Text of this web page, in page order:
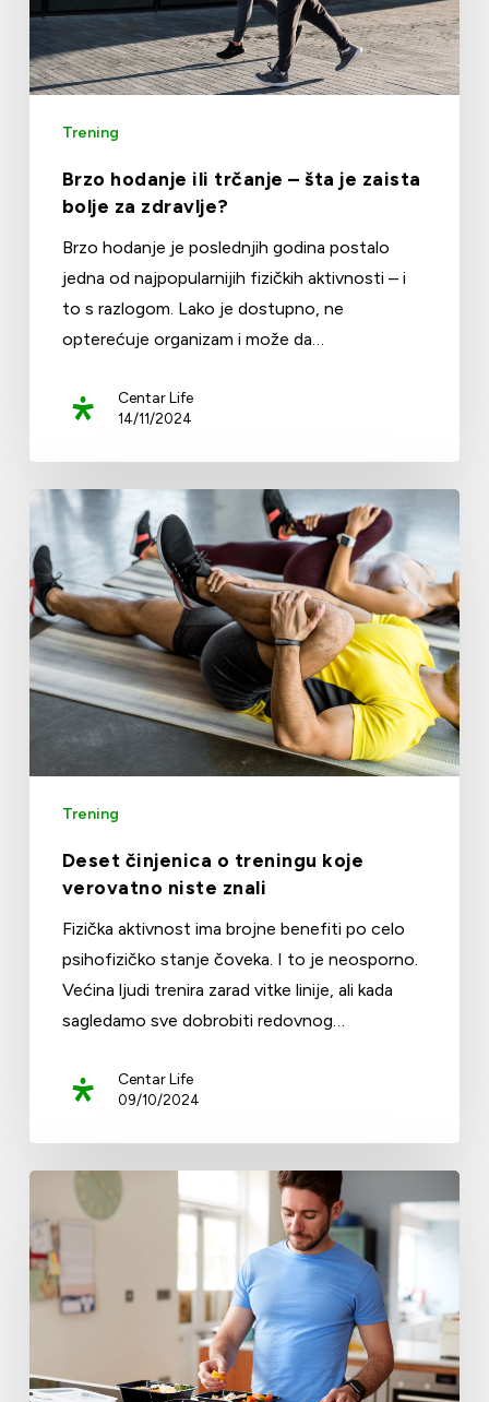
Trening
Brzo hodanje ili trčanje – šta je zaista
bolje za zdravlje?
Brzo hodanje je poslednjih godina postalo
jedna od najpopularnijih fizičkih aktivnosti – i
to s razlogom. Lako je dostupno, ne
opterećuje organizam i može da…
Centar Life
14/11/2024
Trening
Deset činjenica o treningu koje
verovatno niste znali
Fizička aktivnost ima brojne benefiti po celo
psihofizičko stanje čoveka. I to je neosporno.
Većina ljudi trenira zarad vitke linije, ali kada
sagledamo sve dobrobiti redovnog…
Centar Life
09/10/2024